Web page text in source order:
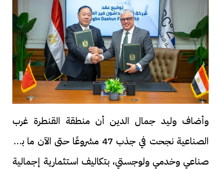
وأضاف وليد جمال الدين أن منطقة القنطرة غرب
الصناعية نجحت في جذب 47 مشروعًا حتى الآن ما بين
صناعي وخدمي ولوجستي، بتكاليف استثمارية إجمالية